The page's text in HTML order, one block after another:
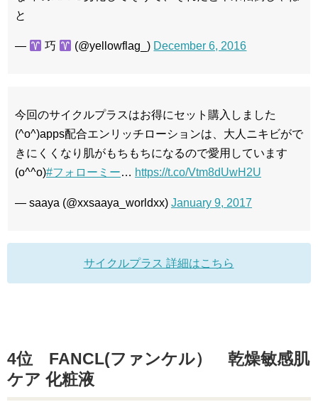
と
— 巧 (@yellowflag_) December 6, 2016
今回のサイクルプラスはお得にセット購入しました
(^o^)apps配合エンリッチローションは、大人ニキビがで
きにくくなり肌がもちもちになるので愛用しています
(o^^o)#フォローミー… https://t.co/Vtm8dUwH2U
— saaya (@xxsaaya_worldxx) January 9, 2017
サイクルプラス 詳細はこちら
4位 FANCL(ファンケル） 乾燥敏感肌
ケア 化粧液